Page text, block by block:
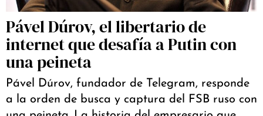
Pável Dúrov, el libertario de
internet que desafía a Putin con
una peineta
Pável Dúrov, fundador de Telegram, responde
a la orden de busca y captura del FSB ruso con